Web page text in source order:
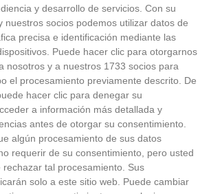
y desarrollo de servicios. Con su
nuestros socios podemos utilizar datos de
precisa e identificación mediante las
Puede hacer clic para otorgarnos
nosotros y a nuestros 1733 socios para
el procesamiento previamente descrito. De
hacer clic para denegar su
a información más detallada y
antes de otorgar su consentimiento.
algún procesamiento de sus datos
requerir de su consentimiento, pero usted
tal procesamiento. Sus
solo a este sitio web. Puede cambiar